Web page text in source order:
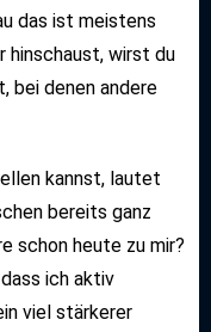
das ist meistens
hinschaust, wirst du
bei denen andere
kannst, lautet
bereits ganz
schon heute zu mir?
ich aktiv
viel stärkerer